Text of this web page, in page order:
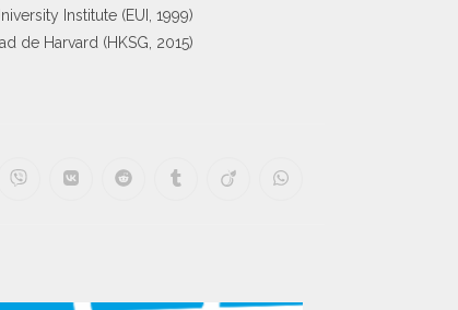
Institute (EUI, 1999)
de Harvard (HKSG, 2015)